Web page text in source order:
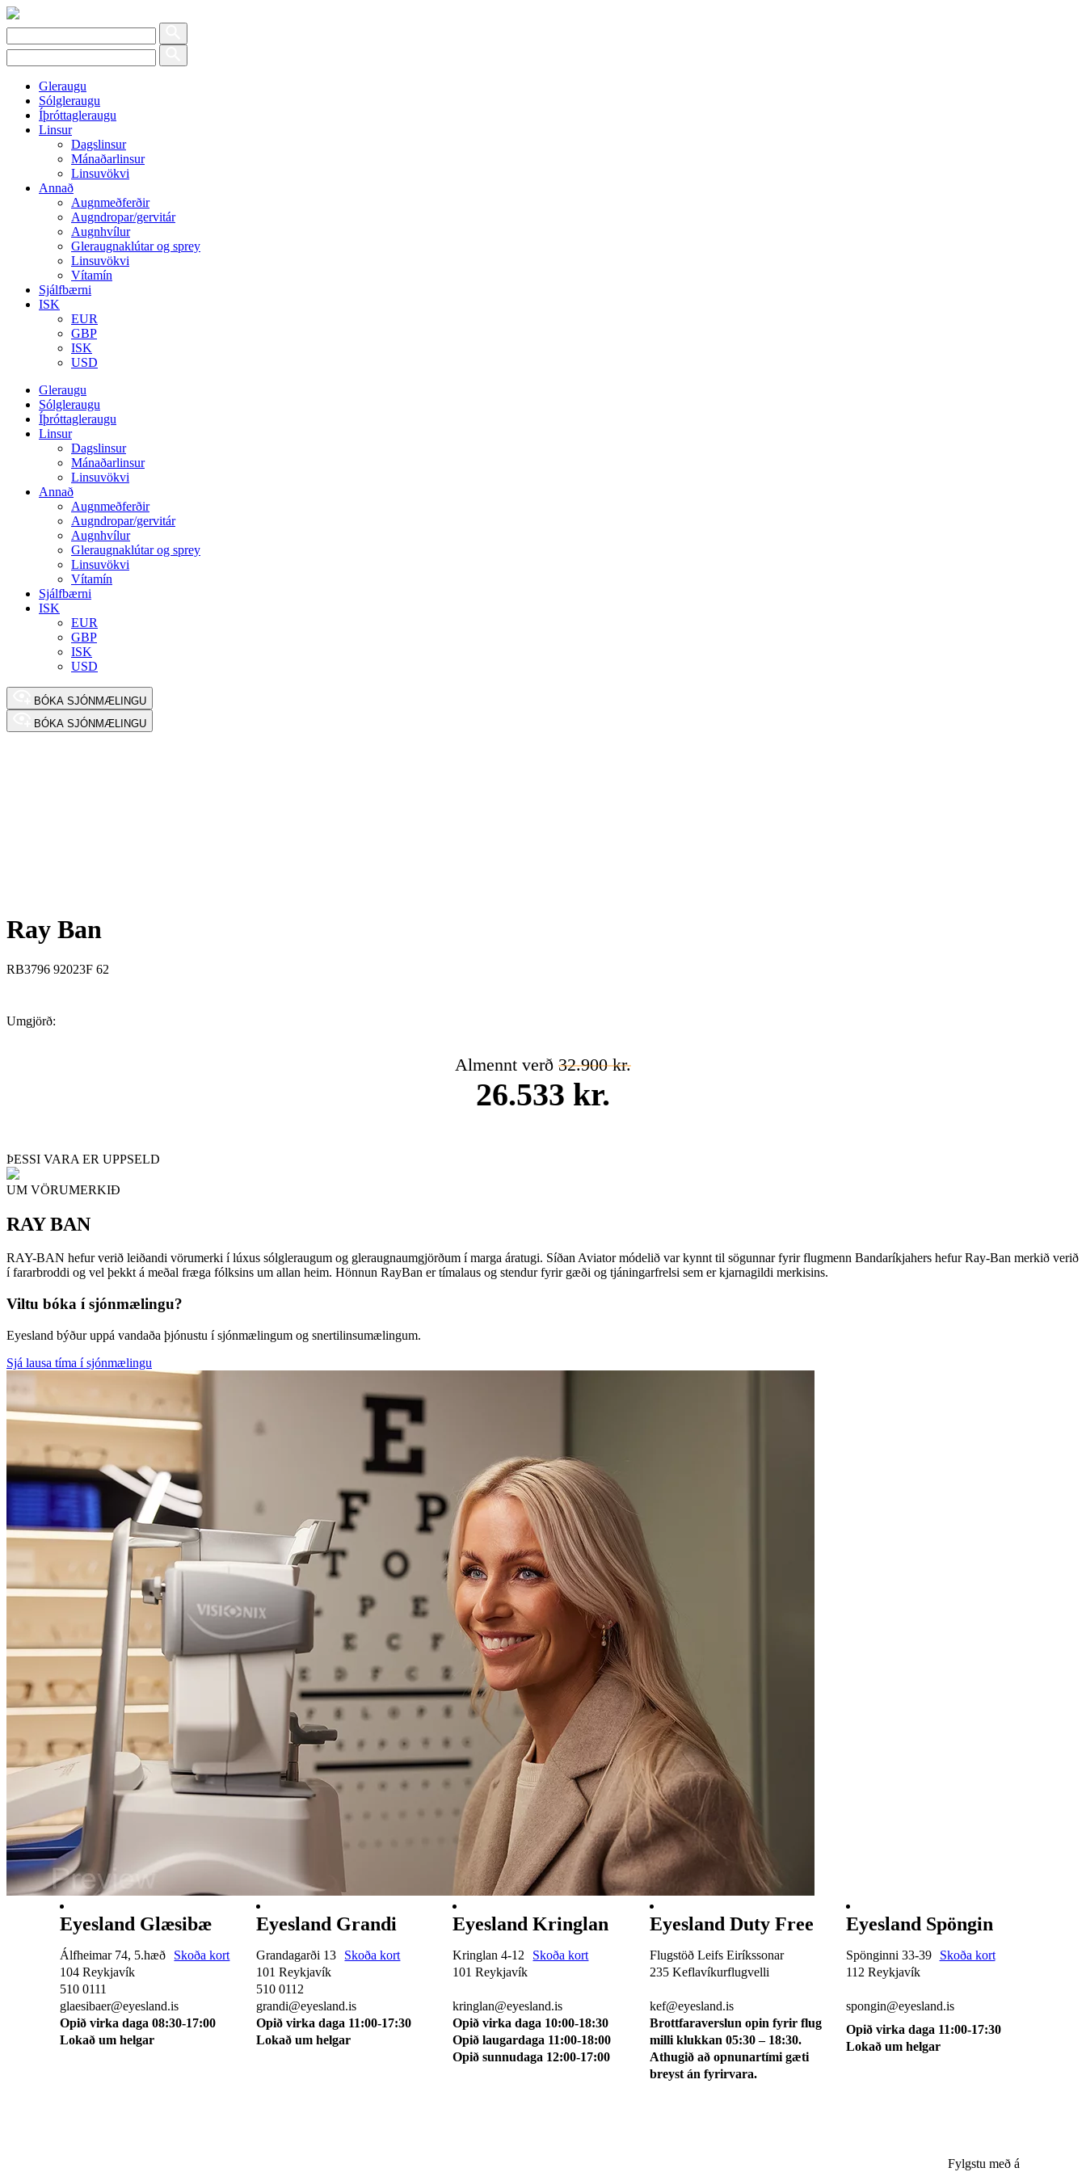
Gleraugu
Sólgleraugu
Íþróttagleraugu
Linsur
Dagslinsur
Mánaðarlinsur
Linsuvökvi
Annað
Augnmeðferðir
Augndropar/gervitár
Augnhvílur
Gleraugnaklútar og sprey
Linsuvökvi
Vítamín
Sjálfbærni
ISK
EUR
GBP
ISK
USD
Gleraugu
Sólgleraugu
Íþróttagleraugu
Linsur
Dagslinsur
Mánaðarlinsur
Linsuvökvi
Annað
Augnmeðferðir
Augndropar/gervitár
Augnhvílur
Gleraugnaklútar og sprey
Linsuvökvi
Vítamín
Sjálfbærni
ISK
EUR
GBP
ISK
USD
BÓKA SJÓNMÆLINGU
BÓKA SJÓNMÆLINGU
Ray Ban
RB3796 92023F 62
Umgjörð:
Almennt verð 32.900 kr.
26.533 kr.
ÞESSI VARA ER UPPSELD
UM VÖRUMERKIÐ
RAY BAN
RAY-BAN hefur verið leiðandi vörumerki í lúxus sólgleraugum og gleraugnaumgjörðum í marga áratugi. Síðan Aviator módelið var kynnt til sögunnar fyrir flugmenn Bandaríkjahers hefur Ray-Ban merkið verið
í fararbroddi og vel þekkt á meðal fræga fólksins um allan heim. Hönnun RayBan er tímalaus og stendur fyrir gæði og tjáningarfrelsi sem er kjarnagildi merkisins.
Viltu bóka í sjónmælingu?
Eyesland býður uppá vandaða þjónustu í sjónmælingum og snertilinsumælingum.
Sjá lausa tíma í sjónmælingu
Eyesland Glæsibæ
Álfheimar 74, 5.hæð
Skoða kort
104 Reykjavík
510 0111
glaesibaer@eyesland.is
Opið virka daga 08:30-17:00
Lokað um helgar
Eyesland Grandi
Grandagarði 13
Skoða kort
101 Reykjavík
510 0112
grandi@eyesland.is
Opið virka daga 11:00-17:30
Lokað um helgar
Eyesland Kringlan
Kringlan 4-12
Skoða kort
101 Reykjavík
kringlan@eyesland.is
Opið virka daga 10:00-18:30
Opið laugardaga 11:00-18:00
Opið sunnudaga 12:00-17:00
Eyesland Duty Free
Flugstöð Leifs Eiríkssonar
235 Keflavíkurflugvelli
kef@eyesland.is
Brottfaraverslun opin fyrir flug
milli klukkan 05:30 – 18:30.
Athugið að opnunartími gæti
breyst án fyrirvara.
Eyesland Spöngin
Spönginni 33-39
Skoða kort
112 Reykjavík
spongin@eyesland.is
Opið virka daga 11:00-17:30
Lokað um helgar
Fylgstu með á